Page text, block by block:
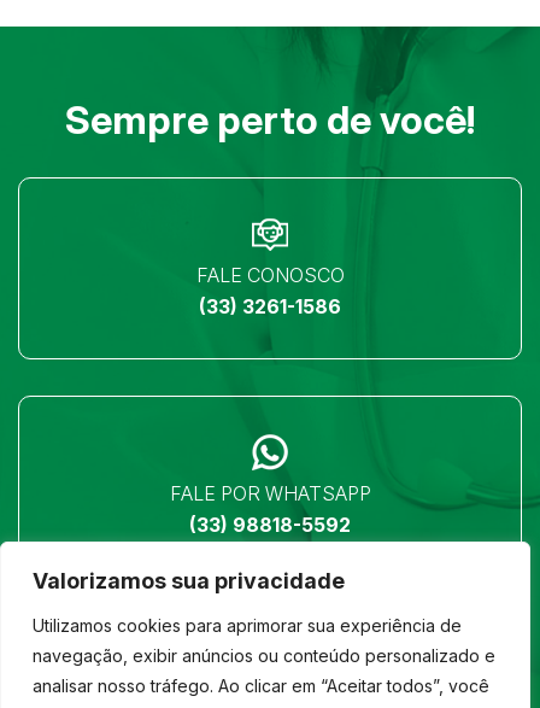
Valorizamos sua privacidade
Utilizamos cookies para aprimorar sua experiência de
navegação, exibir anúncios ou conteúdo personalizado e
analisar nosso tráfego. Ao clicar em “Aceitar todos”, você
Sempre perto de você!
FALE CONOSCO
(33) 3261-1586
FALE POR WHATSAPP
(33) 98818-5592